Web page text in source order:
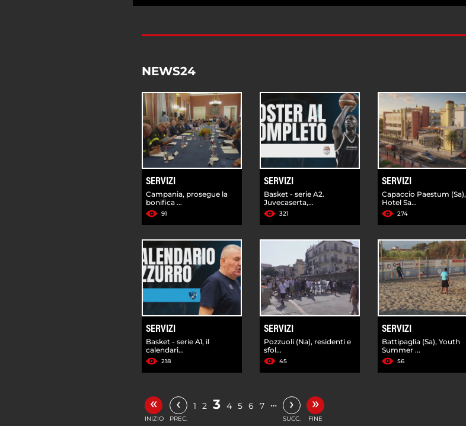
NEWS24
SERVIZI
Campania, prosegue la
bonifica ...
91
SERVIZI
Basket - serie A2.
Juvecaserta,...
321
SERVIZI
Capaccio Paestum (Sa),
Hotel Sa...
274
SERVIZI
Basket - serie A1, il
calendari...
218
SERVIZI
Pozzuoli (Na), residenti e
sfol...
45
SERVIZI
Battipaglia (Sa), Youth
Summer ...
56
«
INIZIO
‹
PREC.
1 2 3 4 5 6 7 … ›
SUCC.
»
FINE